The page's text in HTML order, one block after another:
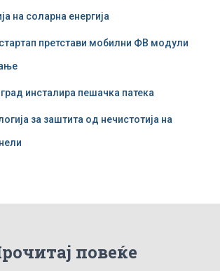
на соларна енергија
претстави мобилни ФВ модули
инсталира пешачка патека
за заштита од нечистотија на
повеќе